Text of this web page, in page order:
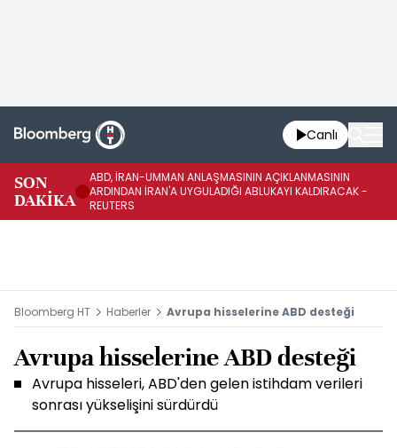
Canlı
SON
DAKİKA
ABD, İRAN-UMMAN ANLAŞMASININ AÇIKLANMASININ
ARDINDAN İRAN'A UYGULADIĞI ABLUKAYI KALDIRACAK -
REUTERS
Bloomberg HT Haberler Avrupa hisselerine ABD desteği
Avrupa hisselerine ABD desteği
Avrupa hisseleri, ABD'den gelen istihdam verileri
sonrası yükselişini sürdürdü